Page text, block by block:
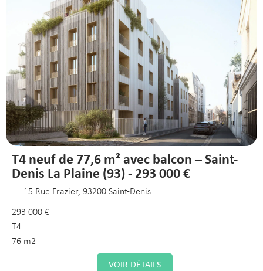
T4 neuf de 77,6 m² avec balcon – Saint-
Denis La Plaine (93) - 293 000 €
15 Rue Frazier, 93200 Saint-Denis
293 000 €
T4
76 m2
VOIR DÉTAILS